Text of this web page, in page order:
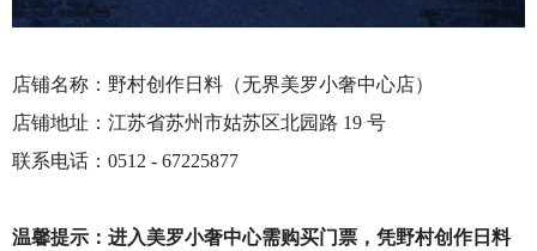
店铺名称：野村创作日料（无界美罗小奢中心店）
店铺地址：江苏省苏州市姑苏区北园路 19 号
联系电话：0512 - 67225877
温馨提示：进入美罗小奢中心需购买门票，凭野村创作日料